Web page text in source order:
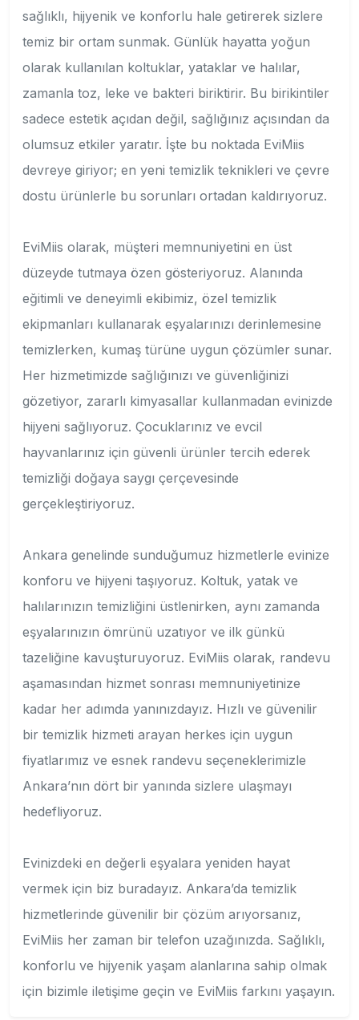
sağlıklı, hijyenik ve konforlu hale getirerek sizlere
temiz bir ortam sunmak. Günlük hayatta yoğun
olarak kullanılan koltuklar, yataklar ve halılar,
zamanla toz, leke ve bakteri biriktirir. Bu birikintiler
sadece estetik açıdan değil, sağlığınız açısından da
olumsuz etkiler yaratır. İşte bu noktada EviMiis
devreye giriyor; en yeni temizlik teknikleri ve çevre
dostu ürünlerle bu sorunları ortadan kaldırıyoruz.
EviMiis olarak, müşteri memnuniyetini en üst
düzeyde tutmaya özen gösteriyoruz. Alanında
eğitimli ve deneyimli ekibimiz, özel temizlik
ekipmanları kullanarak eşyalarınızı derinlemesine
temizlerken, kumaş türüne uygun çözümler sunar.
Her hizmetimizde sağlığınızı ve güvenliğinizi
gözetiyor, zararlı kimyasallar kullanmadan evinizde
hijyeni sağlıyoruz. Çocuklarınız ve evcil
hayvanlarınız için güvenli ürünler tercih ederek
temizliği doğaya saygı çerçevesinde
gerçekleştiriyoruz.
Ankara genelinde sunduğumuz hizmetlerle evinize
konforu ve hijyeni taşıyoruz. Koltuk, yatak ve
halılarınızın temizliğini üstlenirken, aynı zamanda
eşyalarınızın ömrünü uzatıyor ve ilk günkü
tazeliğine kavuşturuyoruz. EviMiis olarak, randevu
aşamasından hizmet sonrası memnuniyetinize
kadar her adımda yanınızdayız. Hızlı ve güvenilir
bir temizlik hizmeti arayan herkes için uygun
fiyatlarımız ve esnek randevu seçeneklerimizle
Ankara’nın dört bir yanında sizlere ulaşmayı
hedefliyoruz.
Evinizdeki en değerli eşyalara yeniden hayat
vermek için biz buradayız. Ankara’da temizlik
hizmetlerinde güvenilir bir çözüm arıyorsanız,
EviMiis her zaman bir telefon uzağınızda. Sağlıklı,
konforlu ve hijyenik yaşam alanlarına sahip olmak
için bizimle iletişime geçin ve EviMiis farkını yaşayın.